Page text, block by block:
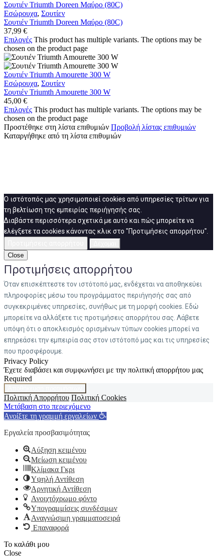
Σουτιέν Triumth Doreen Μαύρο (80C)
Εσώρουχα, Σουτίεν
Σουτιέν Triumth Doreen Μαύρο (80C)
37,99 €
Επιλογές This product has multiple variants. The options may be
chosen on the product page
Σουτιέν Triumth Amourette 300 W
Εσώρουχα, Σουτίεν
Σουτιέν Triumth Amourette 300 W
45,00 €
Επιλογές This product has multiple variants. The options may be
chosen on the product page
Προστέθηκε στη λίστα επιθυμιών Προβολή λίστας επιθυμιών
Καταργήθηκε από τη λίστα επιθυμιών
Ο ιστότοπός μας χρησιμοποιεί cookies από υπηρεσίες τρίτων για
τη βελτίωση της εμπειρίας περιήγησής σας.
Διαβάστε περισσότερα σχετικά με αυτό και πώς μπορείτε να
ελέγξετε τα cookies κάνοντας κλικ στο "Προτιμήσεις απορρήτου".
Close
Προτιμήσεις απορρήτου
Όταν επισκέπτεστε τον ιστότοπό μας, ενδέχεται να αποθηκεύει
πληροφορίες μέσω του προγράμματος περιήγησής σας από
συγκεκριμένες υπηρεσίες, συνήθως με τη μορφή cookies. Εδώ
μπορείτε να αλλάξετε τις προτιμήσεις απορρήτου σας. Λάβετε
υπόψη ότι ο αποκλεισμός ορισμένων τύπων cookies μπορεί να
επηρεάσει την εμπειρία σας στον ιστότοπό μας και τις υπηρεσίες
που προσφέρουμε.
Privacy Policy
Έχετε διαβάσει και συμφωνήσει με την πολιτική απορρήτου μας
Required
Πολιτική Απορρήτου Πολιτική Cookies
Μετάβαση στο περιεχόμενο
Ανοίξτε τη γραμμή εργαλείων
Εργαλεία προσβασιμότητας
Αύξηση κειμένου
Μείωση κειμένου
Κλίμακα Γκρι
Υψηλή Αντίθεση
Αρνητική Αντίθεση
Ανοιχτόχρωμο φόντο
Υπογραμμίσεις συνδέσμων
Αναγνώσιμη γραμματοσειρά
Επαναφορά
Το καλάθι μου
Close